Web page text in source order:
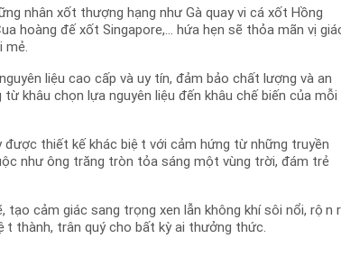
nhân xốt thượng hạng như Gà quay vi cá xốt Hồng
hoàng đế xốt Singapore,... hứa hẹn sẽ thỏa mãn vị
mẻ.
liệu cao cấp và uy tín, đảm bảo chất lượng và an
khâu chọn lựa nguyên liệu đến khâu chế biến của mỗi
được thiết kế khác biệt với cảm hứng từ những truyền
như ông trăng tròn tỏa sáng một vùng trời, đám trẻ
tạo cảm giác sang trọng xen lẫn không khí sôi nổi, rộn
thành, trân quý cho bất kỳ ai thưởng thức.